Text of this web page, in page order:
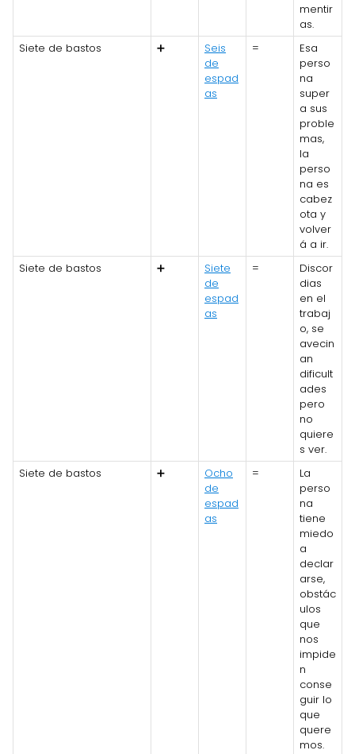
mentir
as.
Siete de bastos
➕
Seis
de
espad
as
=
Esa
perso
na
super
a sus
proble
mas,
la
perso
na es
cabez
ota y
volver
á a ir.
Siete de bastos
➕
Siete
de
espad
as
=
Discor
dias
en el
trabaj
o, se
avecin
an
dificult
ades
pero
no
quiere
s ver.
Siete de bastos
➕
Ocho
de
espad
as
=
La
perso
na
tiene
miedo
a
declar
arse,
obstác
ulos
que
nos
impide
n
conse
guir lo
que
quere
mos.